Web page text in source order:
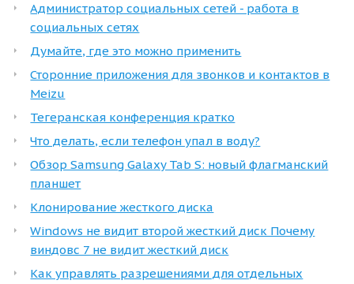
Администратор социальных сетей - работа в
социальных сетях
Думайте, где это можно применить
Сторонние приложения для звонков и контактов в
Meizu
Тегеранская конференция кратко
Что делать, если телефон упал в воду?
Обзор Samsung Galaxy Tab S: новый флагманский
планшет
Клонирование жесткого диска
Windows не видит второй жесткий диск Почему
виндовс 7 не видит жесткий диск
Как управлять разрешениями для отдельных